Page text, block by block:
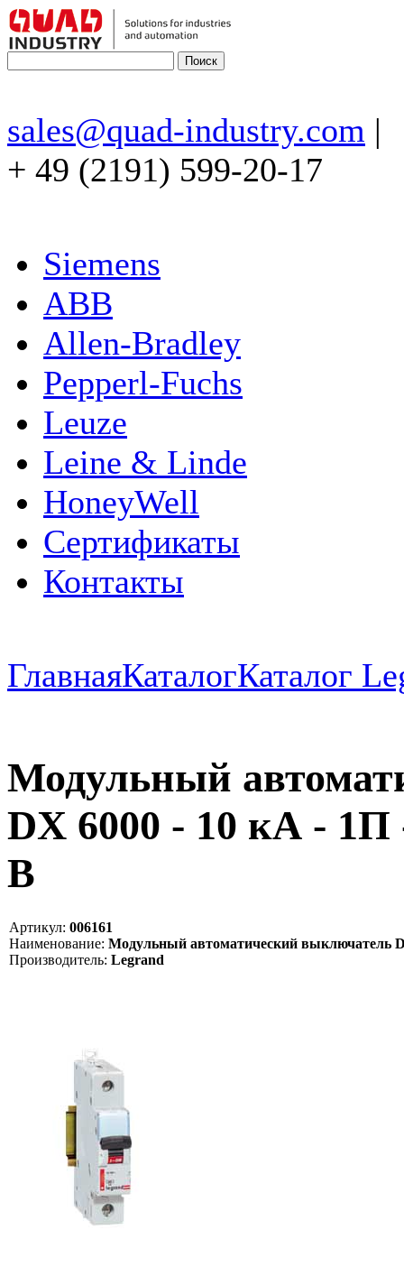
sales@quad-industry.com |
+ 49 (2191) 599-20-17
Siemens
ABB
Allen-Bradley
Pepperl-Fuchs
Leuze
Leine & Linde
HoneyWell
Сертификаты
Контакты
ГлавнаяКаталогКаталог
Модульный
DX 6000 - 10 кА - 1П
B
Артикул: 006161
Наименование: Модульный автоматический выключатель
Производитель: Legrand